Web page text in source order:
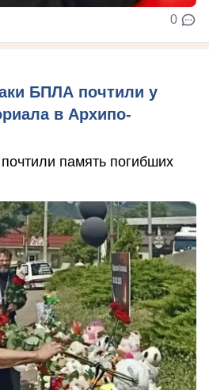
0
БПЛА почтили у
в Архипо-
память погибших